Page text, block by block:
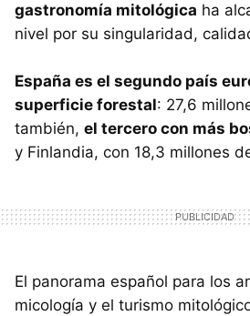
gastronomía mitológica ha
nivel por su singularidad,
España es el segundo país
superficie forestal: 27,6
también, el tercero con más
y Finlandia, con 18,3 millones
El panorama español para los
micología y el turismo